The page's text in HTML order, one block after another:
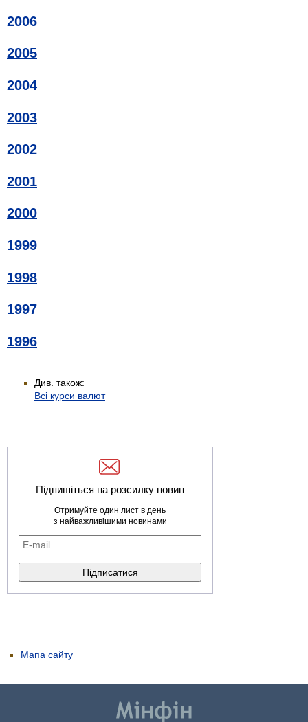
2006
2005
2004
2003
2002
2001
2000
1999
1998
1997
1996
Див. також:
Всі курси валют
Підпишіться на розсилку новин
Отримуйте один лист в день
з найважливішими новинами
Мапа сайту